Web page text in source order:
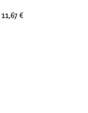
11,67 €